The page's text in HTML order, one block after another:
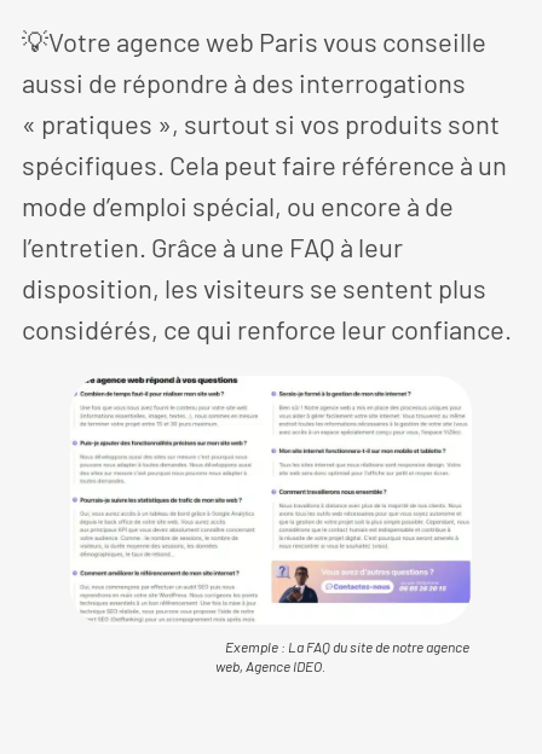
💡Votre agence web Paris vous conseille
aussi de répondre à des interrogations
« pratiques », surtout si vos produits sont
spécifiques. Cela peut faire référence à un
mode d’emploi spécial, ou encore à de
l’entretien. Grâce à une FAQ à leur
disposition, les visiteurs se sentent plus
considérés, ce qui renforce leur confiance.
Exemple : La FAQ du site de notre agence
web, Agence IDEO.